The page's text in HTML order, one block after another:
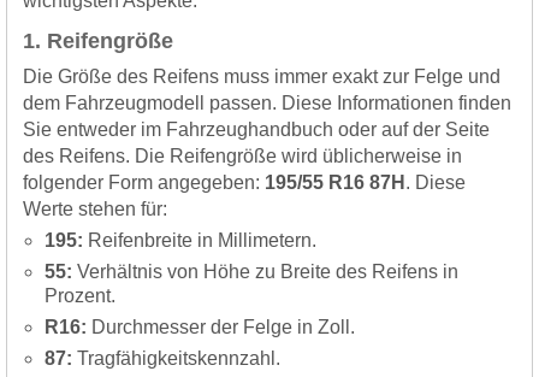
1. Reifengröße
Die Größe des Reifens muss immer exakt zur Felge und
dem Fahrzeugmodell passen. Diese Informationen finden
Sie entweder im Fahrzeughandbuch oder auf der Seite
des Reifens. Die Reifengröße wird üblicherweise in
folgender Form angegeben: 195/55 R16 87H . Diese
Werte stehen für:
195: Reifenbreite in Millimetern.
55: Verhältnis von Höhe zu Breite des Reifens in
Prozent.
R16: Durchmesser der Felge in Zoll.
87: Tragfähigkeitskennzahl.